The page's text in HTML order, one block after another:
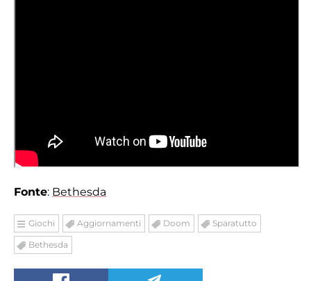
Fonte: Bethesda
Giochi Aggiornamenti Doom Sparatutto
Bethesda